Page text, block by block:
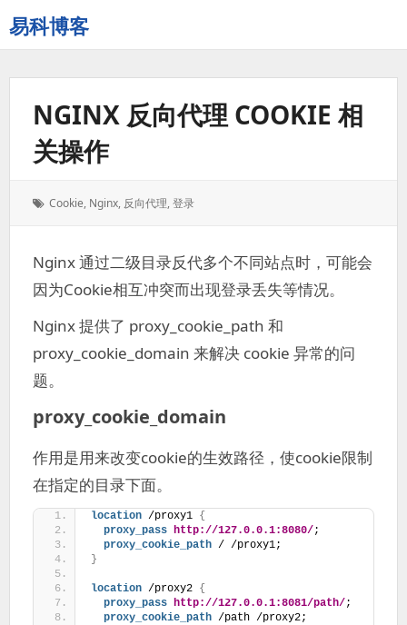
易科博客
NGINX 反向代理 COOKIE 相
关操作
标
Cookie, Nginx, 反向代理,登录
Nginx 通过二级目录反代多个不同站点时，可能会
因为Cookie相互冲突而出现登录丢失等情况。
Nginx 提供了 proxy_cookie_path 和
proxy_cookie_domain 来解决 cookie 异常的问
题。
proxy_cookie_domain
作用是用来改变cookie的生效路径，使cookie限制
在指定的目录下面。
location /proxy1 {
proxy_pass http://127.0.0.1:8080/ ;
proxy_cookie_path / /proxy1;
}
location /proxy2 {
proxy_pass http://127.0.0.1:8081/path/ ;
proxy_cookie_path /path /proxy2;